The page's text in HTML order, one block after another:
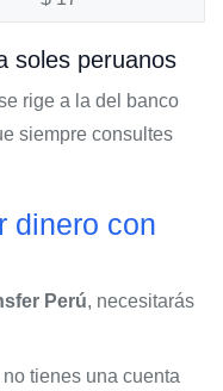
soles peruanos
rige a la del banco
siempre consultes
dinero con
Perú, necesitarás
tienes una cuenta